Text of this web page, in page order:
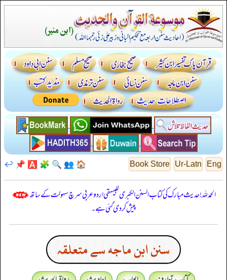
Eng
Ur-Latn
Book Store
🏠
👥
🔍
🧩
🅰️
📌
↩️
الحمدللہ! حدیث مبارک کی کتاب السنن الكبرى للبيهقي اردو عربی سرچ سہولت کے ساتھ
پیش کر دی گئی ہے۔
سنن ابن ماجه سے متعلقہ